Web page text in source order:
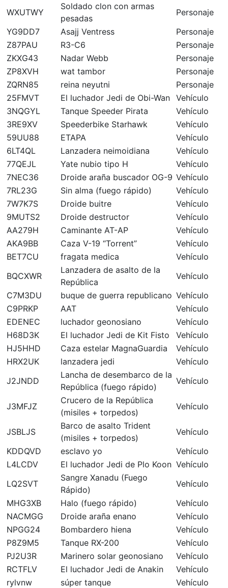
WXUTWY
Soldado clon con armas
pesadas
Personaje
YG9DD7
Asajj Ventress
Personaje
Z87PAU
R3-C6
Personaje
ZKXG43
Nadar Webb
Personaje
ZP8XVH
wat tambor
Personaje
ZQRN85
reina neyutni
Personaje
25FMVT
El luchador Jedi de Obi-Wan Vehículo
3NQGYL
Tanque Speeder Pirata
Vehículo
3RE9XV
Speederbike Starhawk
Vehículo
59UU88
ETAPA
Vehículo
6LT4QL
Lanzadera neimoidiana
Vehículo
77QEJL
Yate nubio tipo H
Vehículo
7NEC36
Droide araña buscador OG-9 Vehículo
7RL23G
Sin alma (fuego rápido)
Vehículo
7W7K7S
Droide buitre
Vehículo
9MUTS2
Droide destructor
Vehículo
AA279H
Caminante AT-AP
Vehículo
AKA9BB
Caza V-19 “Torrent”
Vehículo
BET7CU
fragata medica
Vehículo
BQCXWR
Lanzadera de asalto de la
República
Vehículo
C7M3DU
buque de guerra republicano Vehículo
C9PRKP
AAT
Vehículo
EDENEC
luchador geonosiano
Vehículo
H68D3K
El luchador Jedi de Kit Fisto
Vehículo
HJ5HHD
Caza estelar MagnaGuardia
Vehículo
HRX2UK
lanzadera jedi
Vehículo
J2JNDD
Lancha de desembarco de la
República (fuego rápido)
Vehículo
J3MFJZ
Crucero de la República
(misiles + torpedos)
Vehículo
JSBLJS
Barco de asalto Trident
(misiles + torpedos)
Vehículo
KDDQVD
esclavo yo
Vehículo
L4LCDV
El luchador Jedi de Plo Koon Vehículo
LQ2SVT
Sangre Xanadu (Fuego
Rápido)
Vehículo
MHG3XB
Halo (fuego rápido)
Vehículo
NACMGG
Droide araña enano
Vehículo
NPGG24
Bombardero hiena
Vehículo
P8Z9M5
Tanque RX-200
Vehículo
PJ2U3R
Marinero solar geonosiano
Vehículo
RCTFLV
El luchador Jedi de Anakin
Vehículo
rylvnw
súper tanque
Vehículo